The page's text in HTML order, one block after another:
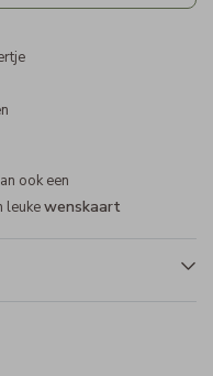
ook een
leukewenskaart